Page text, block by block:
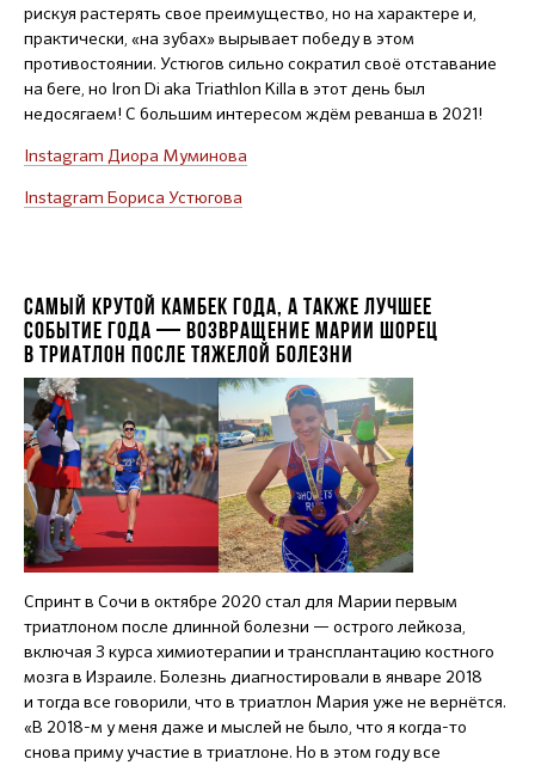
рискуя растерять свое преимущество, но на характере и,
практически, «на зубах» вырывает победу в этом
противостоянии. Устюгов сильно сократил своё отставание
на беге, но Iron Di aka Triathlon Killa в этот день был
недосягаем! С большим интересом ждём реванша в 2021!
Instagram Диора Муминова
Instagram Бориса Устюгова
САМЫЙ КРУТОЙ КАМБЕК ГОДА, А ТАКЖЕ ЛУЧШЕЕ
СОБЫТИЕ ГОДА — ВОЗВРАЩЕНИЕ МАРИИ ШОРЕЦ
В ТРИАТЛОН ПОСЛЕ ТЯЖЕЛОЙ БОЛЕЗНИ
Спринт в Сочи в октябре 2020 стал для Марии первым
триатлоном после длинной болезни — острого лейкоза,
включая 3 курса химиотерапии и трансплантацию костного
мозга в Израиле. Болезнь диагностировали в январе 2018
и тогда все говорили, что в триатлон Мария уже не вернётся.
«В 2018-м у меня даже и мыслей не было, что я когда-то
снова приму участие в триатлоне. Но в этом году все